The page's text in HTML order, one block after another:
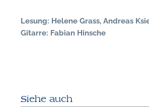
Lesung: Helene Grass, Andreas
Gitarre: Fabian Hinsche
Siehe auch